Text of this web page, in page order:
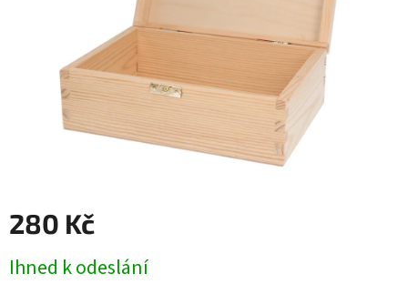
280 Kč
cena:
Ihned k odeslání